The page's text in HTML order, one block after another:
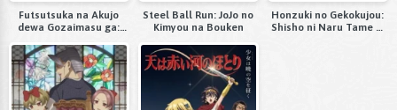
Futsutsuka na Akujo
dewa Gozaimasu ga:
Den
Steel Ball Run: JoJo no
Kimyou na Bouken
Honzuki no Gekokujou:
Shisho ni Naru Tame ni